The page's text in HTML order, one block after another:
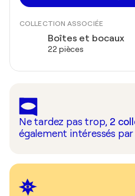
COLLECTION ASSOCIÉE
Boîtes et bocaux
22 pièces
Ne tardez pas trop, 2
également intéressés